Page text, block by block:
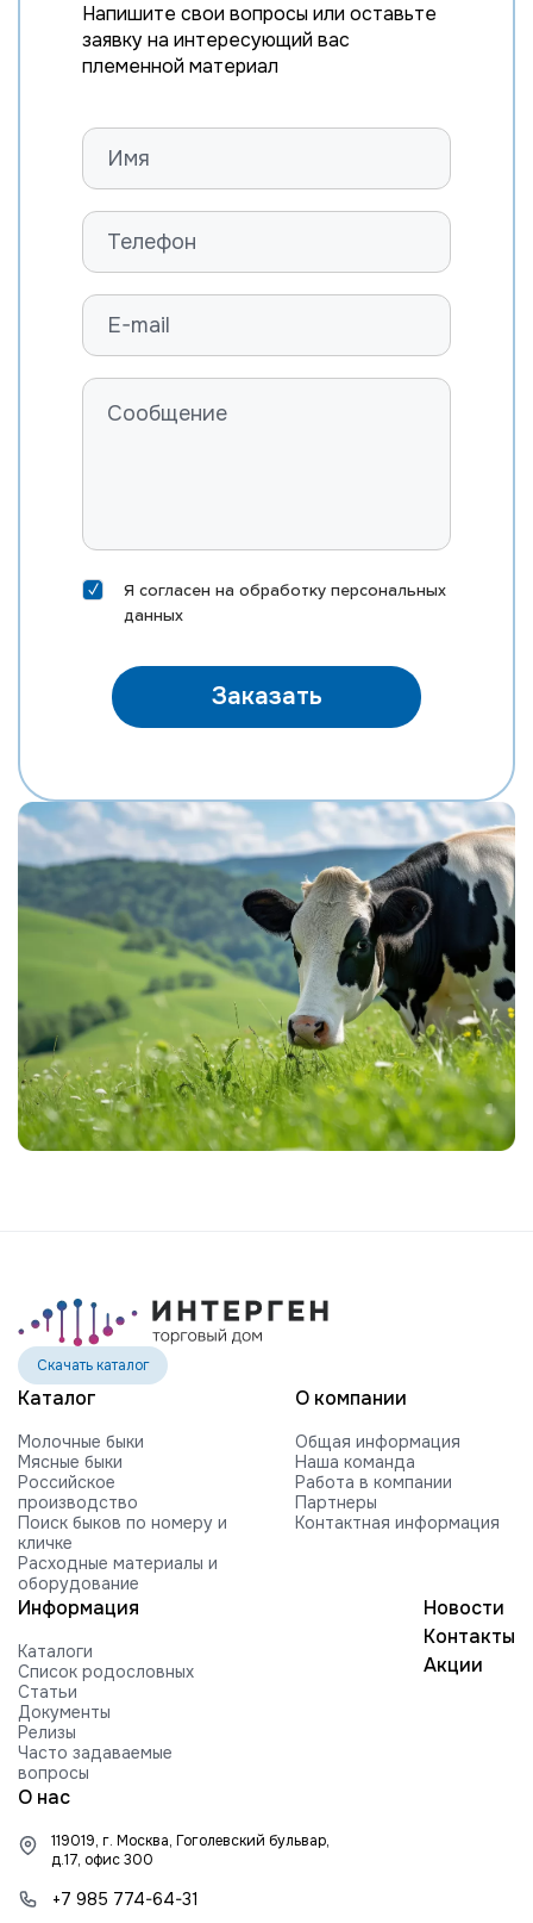
Напишите свои вопросы или оставьте
заявку на интересующий вас
племенной материал
Я согласен на обработку персональных
данных
Заказать
Скачать каталог
Каталог
Молочные быки
Мясные быки
Российское
производство
Поиск быков по номеру и
кличке
Расходные материалы и
оборудование
О компании
Общая информация
Наша команда
Работа в компании
Партнеры
Контактная информация
Информация
Каталоги
Список родословных
Статьи
Документы
Релизы
Часто задаваемые
вопросы
Новости
Контакты
Акции
О нас
119019, г. Москва, Гоголевский бульвар,
д.17, офис 300
+7 985 774-64-31